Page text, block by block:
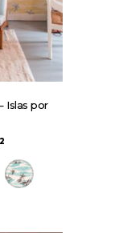
Islas por